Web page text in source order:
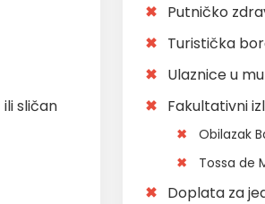
sličan
Putničko
Turistička
Ulaznice u
Fakultativni
Obilazak
Tossa de
Doplata za